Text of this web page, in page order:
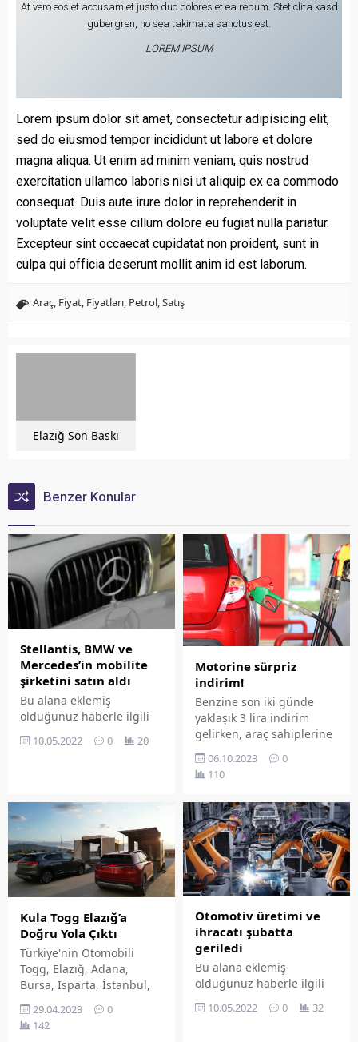
At vero eos et accusam et justo duo dolores et ea rebum. Stet clita kasd
gubergren, no sea takimata sanctus est.
LOREM IPSUM
Lorem ipsum dolor sit amet, consectetur adipisicing elit,
sed do eiusmod tempor incididunt ut labore et dolore
magna aliqua. Ut enim ad minim veniam, quis nostrud
exercitation ullamco laboris nisi ut aliquip ex ea commodo
consequat. Duis aute irure dolor in reprehenderit in
voluptate velit esse cillum dolore eu fugiat nulla pariatur.
Excepteur sint occaecat cupidatat non proident, sunt in
culpa qui officia deserunt mollit anim id est laborum.
Araç, Fiyat, Fiyatları, Petrol,Satış
Elazığ Son Baskı
Benzer Konular
Stellantis, BMW ve
Mercedes’in mobilite
şirketini satın aldı
Bu alana eklemiş
olduğunuz haberle ilgili
ekleyebilirsiniz. Bu metin
Özet eklenmişse başlık
altında kalın olarak bu
şekilde gösterilir,
eklenmemişse bu alan boş
kalır.
10.05.2022 0 20
Motorine sürpriz
indirim!
Benzine son iki günde
yaklaşık 3 lira indirim
gelirken, araç sahiplerine
geldi. Motorine bu gece
arısından itibaren geçerli
kuruş indirim geliyor. İşte
6 Ekim 2023 Cuma günü
güncel benzin, motorin ve
LPG fiyatları...
06.10.2023
0
110
Kula Togg Elazığ’a
Doğru Yola Çıktı
Türkiye'nin Otomobili
Togg, Elazığ, Adana,
Bursa, Isparta, İstanbul,
İzmir ve Kocaeli
şehirlerindeki ilk
sahiplerine Togg T10X'in
29.04.2023
0
142
Otomotiv üretimi ve
ihracatı şubatta
geriledi
Bu alana eklemiş
olduğunuz haberle ilgili
kısa bir özet bilgisi
ekleyebilirsiniz. Bu metin
10.05.2022 0 32